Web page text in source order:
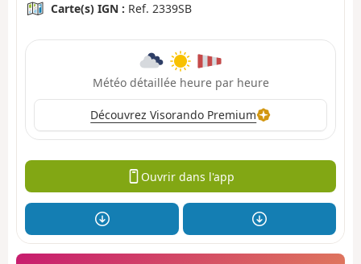
Carte(s) IGN : Ref. 2339SB
Météo détaillée heure par heure
Découvrez Visorando Premium
Ouvrir dans l'app